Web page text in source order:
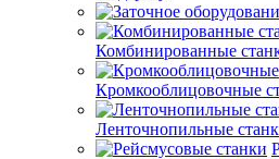
Комбинированные
Кромкооблицовочные
Ленточнопильные